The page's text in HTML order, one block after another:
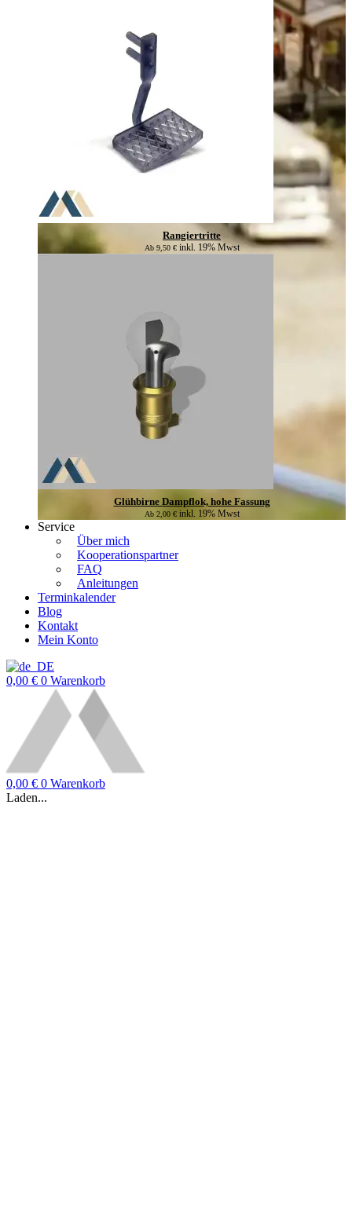
Rangiertritte
Ab 9,50 € inkl. 19% Mwst
Glühbirne Dampflok, hohe Fassung
Ab 2,00 € inkl. 19% Mwst
Service
Über mich
Kooperationspartner
FAQ
Anleitungen
Terminkalender
Blog
Kontakt
Mein Konto
0,00 € 0 Warenkorb
0,00 € 0 Warenkorb
Laden...